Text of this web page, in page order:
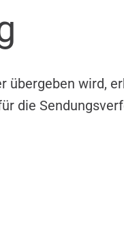
übergeben wird,
die